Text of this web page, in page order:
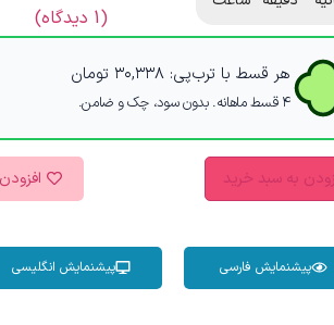
(
1 دیدگاه)
هر قسط با ترب‌پی:۳۰,۳۳۸ تومان
۴ قسط ماهانه. بدون سود، چک و ضامن.
به سبد خرید افزودن
پیشنمایش فارسی پیشنمایش انگلیسی